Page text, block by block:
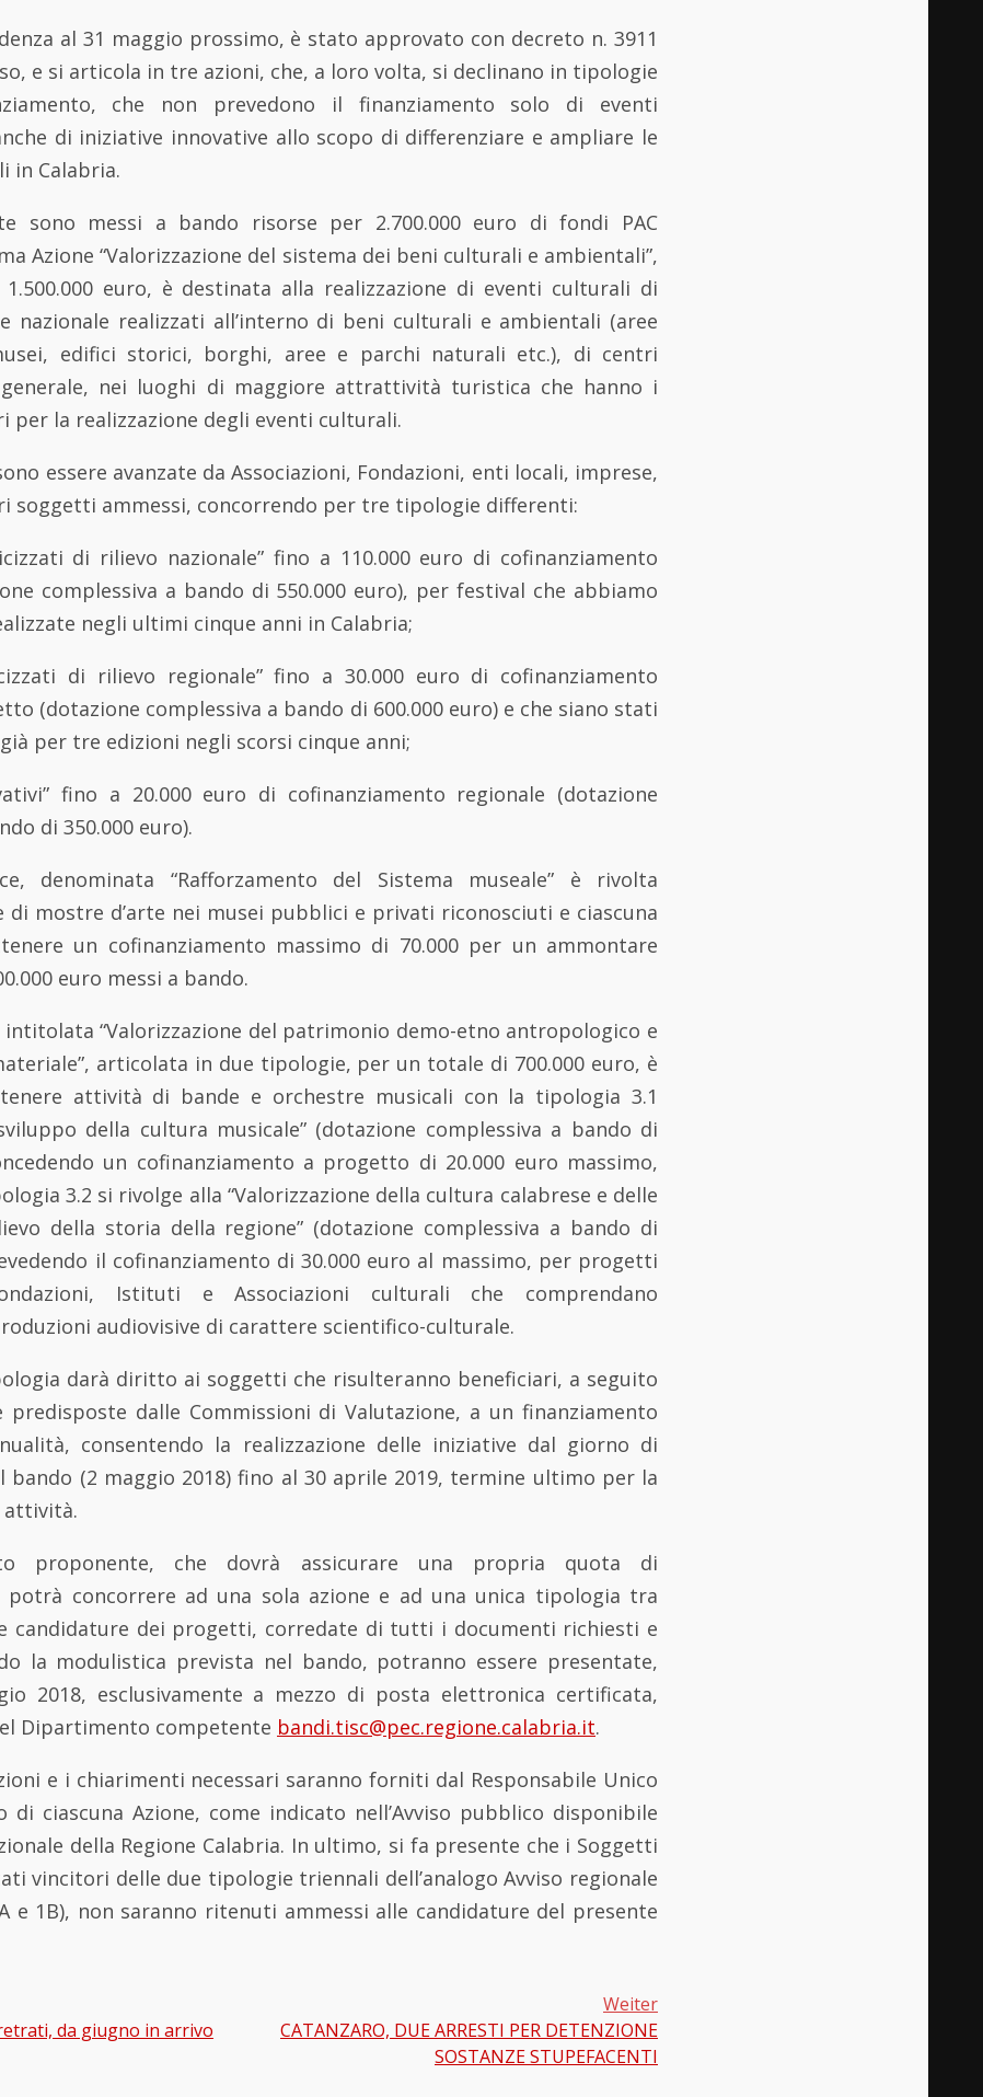
al 31 maggio prossimo, è stato approvato con decreto n. 3911
e si articola in tre azioni, che, a loro volta, si declinano in tipologie
che non prevedono il finanziamento solo di eventi
di iniziative innovative allo scopo di differenziare e ampliare le
in Calabria.
sono messi a bando risorse per 2.700.000 euro di fondi PAC
Azione “Valorizzazione del sistema dei beni culturali e ambientali”,
euro, è destinata alla realizzazione di eventi culturali di
nazionale realizzati all’interno di beni culturali e ambientali (aree
edifici storici, borghi, aree e parchi naturali etc.), di centri
nei luoghi di maggiore attrattività turistica che hanno i
per la realizzazione degli eventi culturali.
essere avanzate da Associazioni, Fondazioni, enti locali, imprese,
soggetti ammessi, concorrendo per tre tipologie differenti:
di rilievo nazionale” fino a 110.000 euro di cofinanziamento
complessiva a bando di 550.000 euro), per festival che abbiamo
negli ultimi cinque anni in Calabria;
di rilievo regionale” fino a 30.000 euro di cofinanziamento
(dotazione complessiva a bando di 600.000 euro) e che siano stati
per tre edizioni negli scorsi cinque anni;
fino a 20.000 euro di cofinanziamento regionale (dotazione
di 350.000 euro).
denominata “Rafforzamento del Sistema museale” è rivolta
di mostre d’arte nei musei pubblici e privati riconosciuti e ciascuna
un cofinanziamento massimo di 70.000 per un ammontare
euro messi a bando.
intitolata “Valorizzazione del patrimonio demo-etno antropologico e
articolata in due tipologie, per un totale di 700.000 euro, è
attività di bande e orchestre musicali con la tipologia 3.1
della cultura musicale” (dotazione complessiva a bando di
un cofinanziamento a progetto di 20.000 euro massimo,
3.2 si rivolge alla “Valorizzazione della cultura calabrese e delle
della storia della regione” (dotazione complessiva a bando di
il cofinanziamento di 30.000 euro al massimo, per progetti
Istituti e Associazioni culturali che comprendano
audiovisive di carattere scientifico-culturale.
darà diritto ai soggetti che risulteranno beneficiari, a seguito
predisposte dalle Commissioni di Valutazione, a un finanziamento
consentendo la realizzazione delle iniziative dal giorno di
bando (2 maggio 2018) fino al 30 aprile 2019, termine ultimo per la
attività.
proponente, che dovrà assicurare una propria quota di
potrà concorrere ad una sola azione e ad una unica tipologia tra
candidature dei progetti, corredate di tutti i documenti richiesti e
la modulistica prevista nel bando, potranno essere presentate,
2018, esclusivamente a mezzo di posta elettronica certificata,
Dipartimento competente bandi.tisc@pec.regione.calabria.it.
e i chiarimenti necessari saranno forniti dal Responsabile Unico
di ciascuna Azione, come indicato nell’Avviso pubblico disponibile
della Regione Calabria. In ultimo, si fa presente che i Soggetti
vincitori delle due tipologie triennali dell’analogo Avviso regionale
e 1B), non saranno ritenuti ammessi alle candidature del presente
da giugno in arrivo
Weiter
CATANZARO, DUE ARRESTI PER DETENZIONE
SOSTANZE STUPEFACENTI